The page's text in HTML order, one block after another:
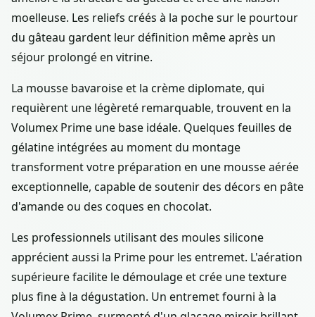
moelleuse. Les reliefs créés à la poche sur le pourtour
du gâteau gardent leur définition même après un
séjour prolongé en vitrine.
La mousse bavaroise et la crème diplomate, qui
requièrent une légèreté remarquable, trouvent en la
Volumex Prime une base idéale. Quelques feuilles de
gélatine intégrées au moment du montage
transforment votre préparation en une mousse aérée
exceptionnelle, capable de soutenir des décors en pâte
d'amande ou des coques en chocolat.
Les professionnels utilisant des moules silicone
apprécient aussi la Prime pour les entremet. L'aération
supérieure facilite le démoulage et crée une texture
plus fine à la dégustation. Un entremet fourni à la